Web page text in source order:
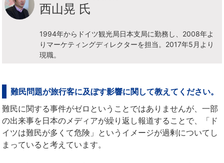
西山晃 氏
1994年からドイツ観光局日本支局に勤務し、2008年よ
りマーケティングディレクターを担当。2017年5月より
現職。
難民問題が旅行客に及ぼす影響に関して教えてください。
難民に関する事件がゼロということではありませんが、一部
の出来事を日本のメディアが繰り返し報道することで、「ド
イツは難民が多くて危険」というイメージが過剰についてし
まっていると考えています。